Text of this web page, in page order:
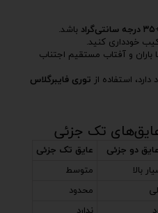
باشد.
خودداری کنید.
و آفتاب مستقیم اجتناب
استفاده از توری فایبرگلاس
تک جزئی
عایق دو جزئی
عایق تک جزئی
بالا
متوسط
محدود